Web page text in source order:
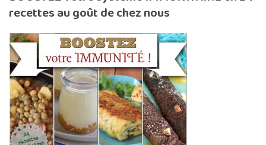
recettes au goût de chez nous